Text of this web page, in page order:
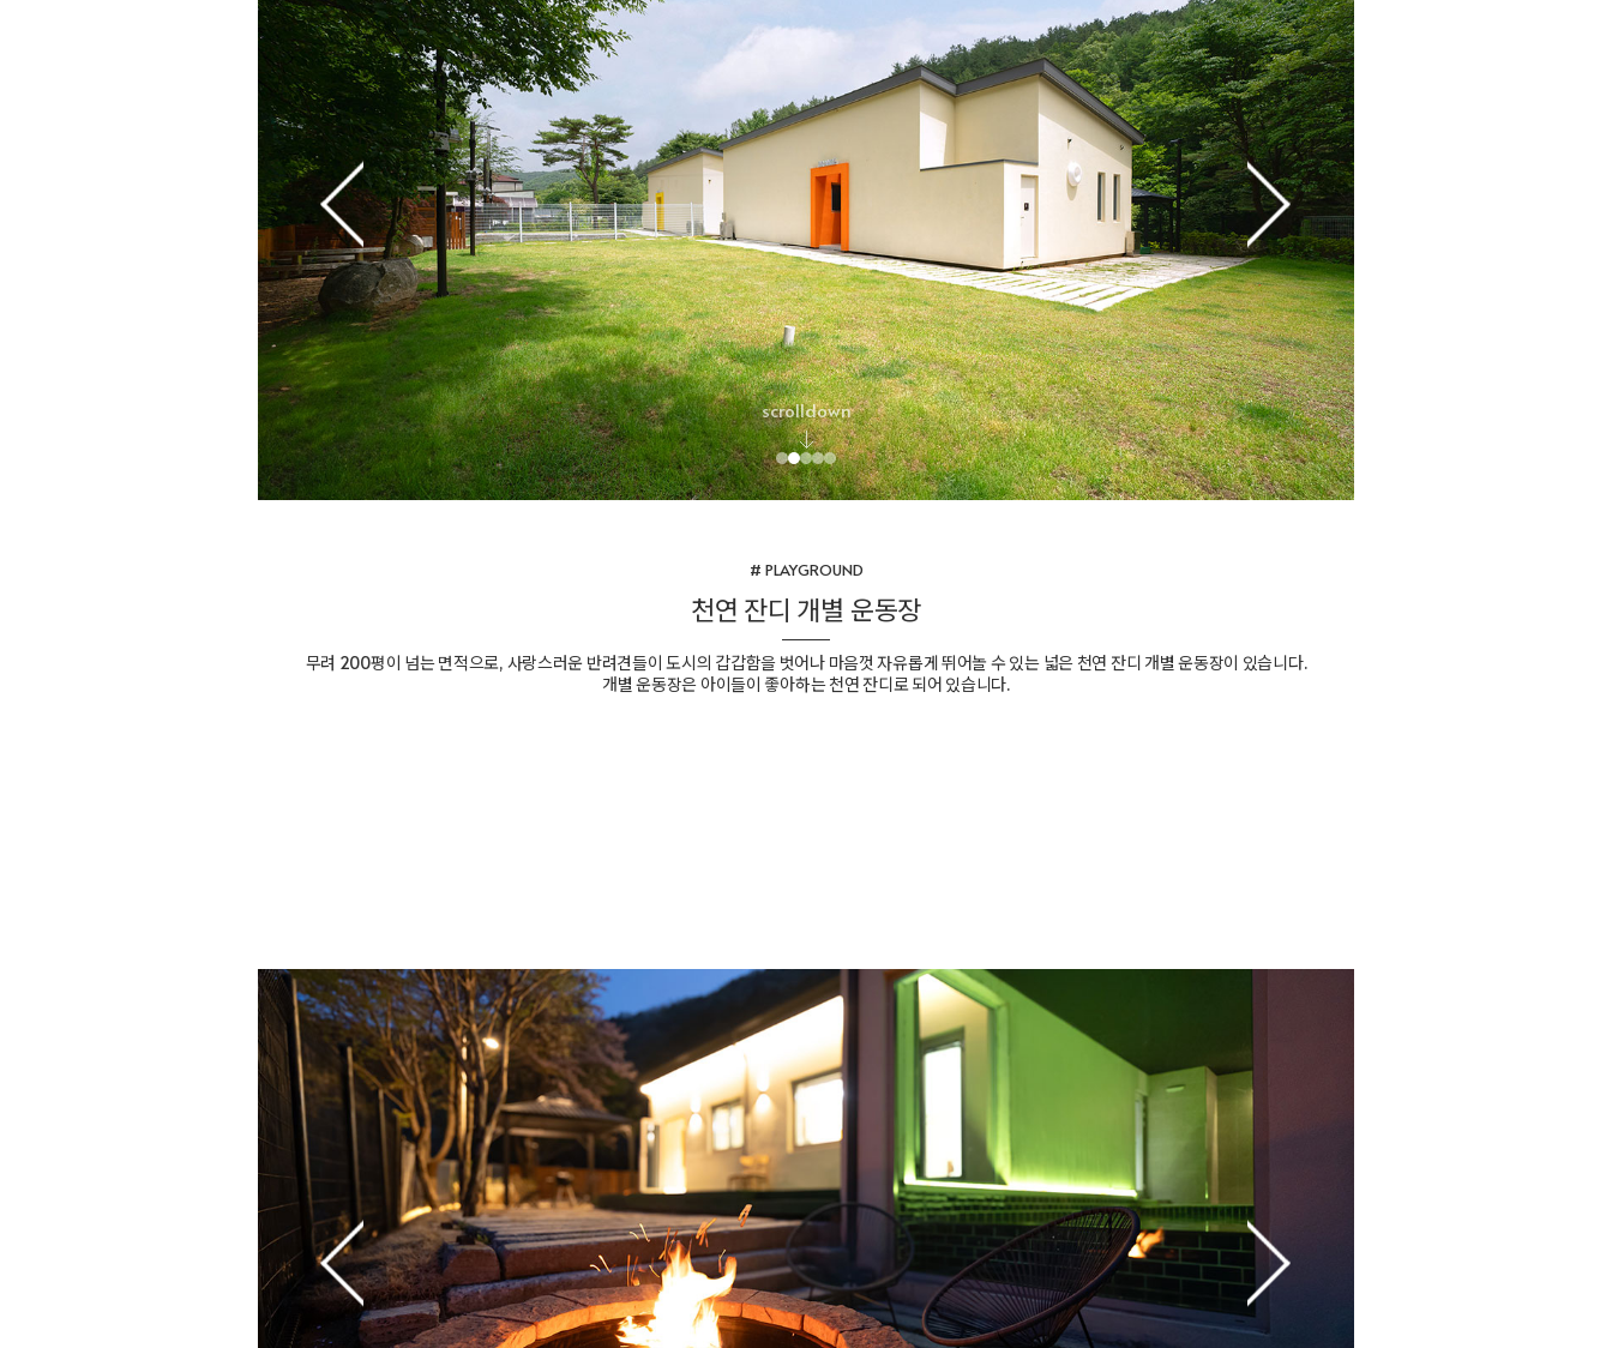
scrolldown
# PLAYGROUND
천연 잔디 개별 운동장
무려 200평이 넘는 면적으로, 사랑스러운 반려견들이 도시의 갑갑함을 벗어나 마음껏 자유롭게 뛰어놀 수 있는 넓은 천연 잔디 개별 운동장이 있습니다.
개별 운동장은 아이들이 좋아하는 천연 잔디로 되어 있습니다.